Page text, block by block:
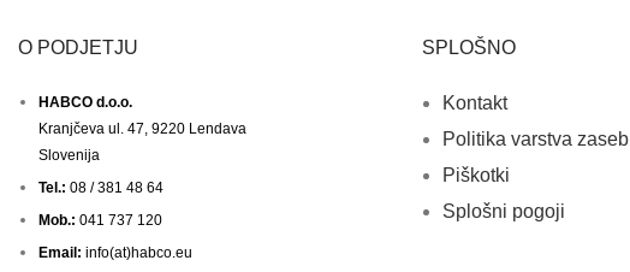
O PODJETJU
HABCO d.o.o.
Kranjčeva ul. 47, 9220 Lendava
Slovenija
Tel.: 08 / 381 48 64
Mob.: 041 737 120
Email: info(at)habco.eu
SPLOŠNO
Kontakt
Politika varstva
Piškotki
Splošni pogoji